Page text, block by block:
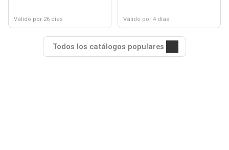
Válido por 26 días Válido por 4 días
Todos los catálogos populares